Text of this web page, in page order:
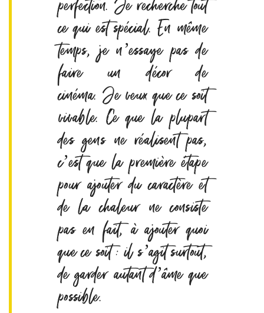
perfection. Je recherche tout
ce qui est spécial. En même
temps, je n’essaye pas de
faire un décor de
cinéma. Je veux que ce soit
vivable. Ce que la plupart
des gens ne réalisent pas,
c’est que la première étape
pour ajouter du caractère et
de la chaleur ne consiste
pas en fait, à ajouter quoi
que ce soit : il s’agit surtout,
de garder autant d’âme que
possible.